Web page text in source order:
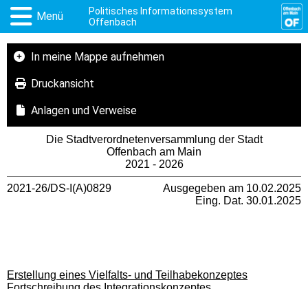
Menü
Politisches Informationssystem
Offenbach
In meine Mappe aufnehmen
Druckansicht
Anlagen und Verweise
Die Stadtverordnetenversammlung der Stadt
Offenbach am Main
2021 - 2026
2021-26/DS-I(A)0829
Ausgegeben am 10.02.2025
Eing. Dat. 30.01.2025
Erstellung eines Vielfalts- und Teilhabekonzeptes